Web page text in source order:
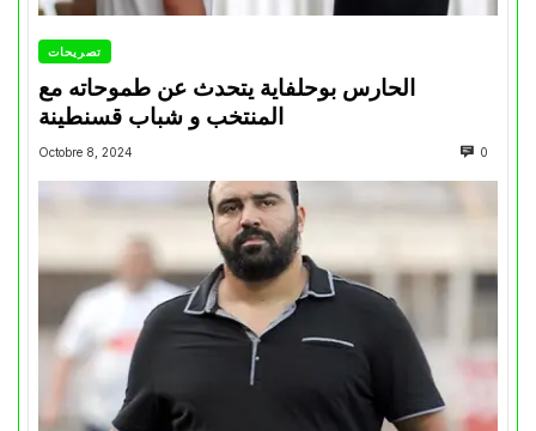
تصريحات
الحارس بوحلفاية يتحدث عن طموحاته مع
المنتخب و شباب قسنطينة
Octobre 8, 2024 0